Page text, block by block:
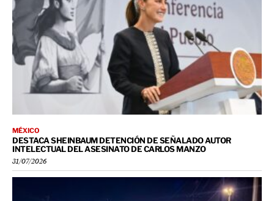
MÉXICO
DESTACA SHEINBAUM DETENCIÓN DE SEÑALADO AUTOR
INTELECTUAL DEL ASESINATO DE CARLOS MANZO
31/07/2026